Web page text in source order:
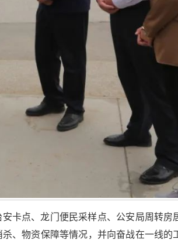
卡点、龙门便民采样点、公安局周转房
、物资保障等情况，并向奋战在一线的